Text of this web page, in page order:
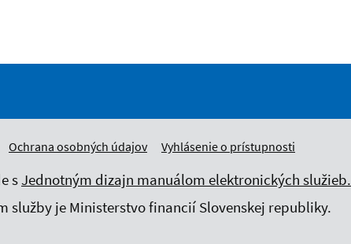
Ochrana osobných údajov Vyhlásenie o prístupnosti
sJednotným dizajn manuálom elektronických služieb.
služby je Ministerstvo financií Slovenskej republiky.